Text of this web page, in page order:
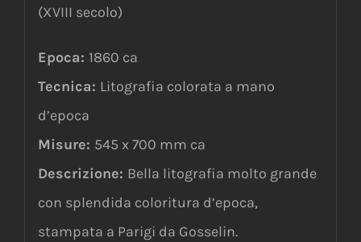
(XVIII secolo)
Epoca: 1860 ca
Tecnica: Litografia colorata a mano
d’epoca
Misure: 545 x 700 mm ca
Descrizione: Bella litografia molto grande
con splendida coloritura d’epoca,
stampata a Parigi da Gosselin.